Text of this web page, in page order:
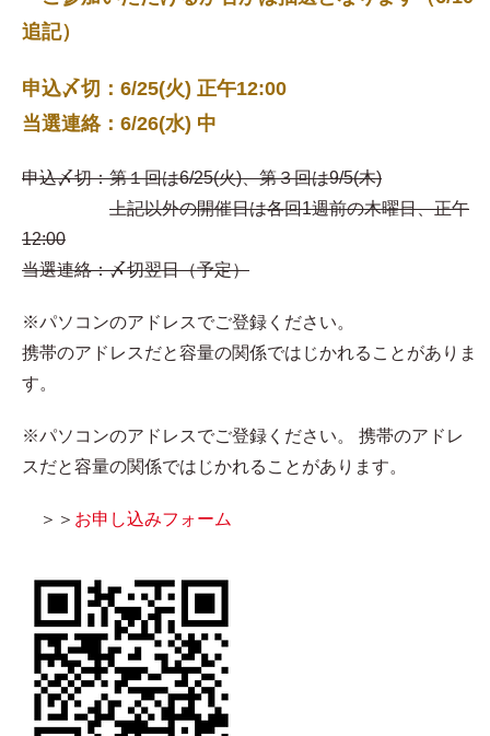
追記）
申込〆切：6/25(火) 正午12:00
当選連絡：6/26(水) 中
申込〆切：第１回は6/25(火)、第３回は9/5(木)
上記以外の開催日は各回1週前の木曜日、正午
12:00
当選連絡：〆切翌日（予定）
※パソコンのアドレスでご登録ください。
携帯のアドレスだと容量の関係ではじかれることがありま
す。
※パソコンのアドレスでご登録ください。 携帯のアドレ
スだと容量の関係ではじかれることがあります。
＞＞ お申し込みフォーム